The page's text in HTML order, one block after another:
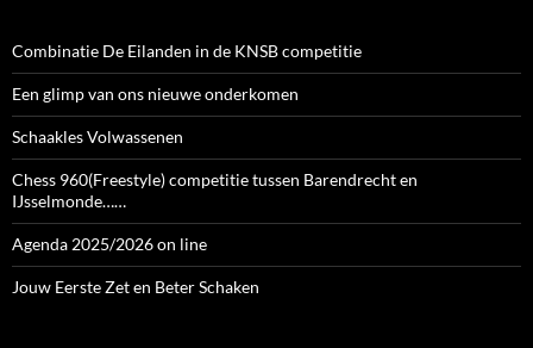
Combinatie De Eilanden in de KNSB competitie
Een glimp van ons nieuwe onderkomen
Schaakles Volwassenen
Chess 960(Freestyle) competitie tussen Barendrecht en
IJsselmonde……
Agenda 2025/2026 on line
Jouw Eerste Zet en Beter Schaken